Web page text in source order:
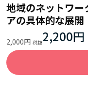
地域のネットワ
アの具体的な展開
2,000円 2,200円